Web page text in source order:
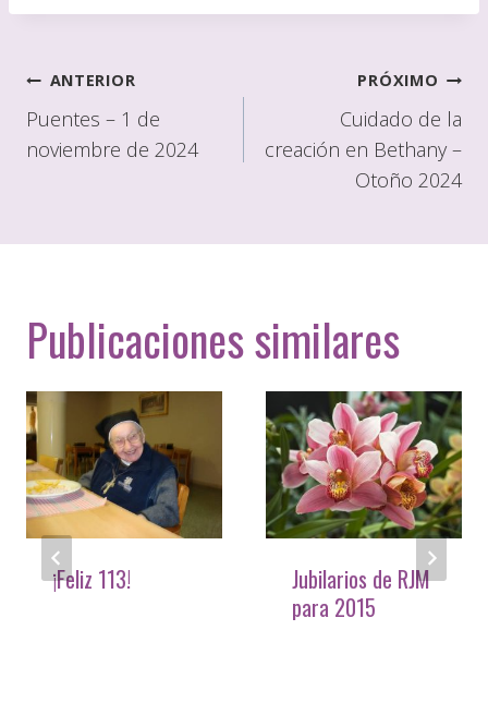
Navegación
de
entradas
ANTERIOR
Puentes – 1 de
noviembre de 2024
PRÓXIMO
Cuidado de la
creación en Bethany –
Otoño 2024
Publicaciones similares
¡Feliz 113!
Jubilarios de RJM
para 2015